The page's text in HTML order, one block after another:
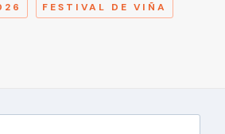
FESTIVAL DE VIÑA